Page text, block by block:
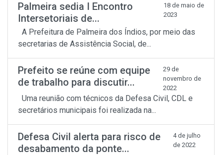
Palmeira sedia I Encontro
Intersetoriais de...
18 de maio de
2023
A Prefeitura de Palmeira dos Índios, por meio das
secretarias de Assistência Social, de...
Prefeito se reúne com equipe
de trabalho para discutir...
29 de
novembro de
2022
Uma reunião com técnicos da Defesa Civil, CDL e
secretários municipais foi realizada na...
Defesa Civil alerta para risco de
desabamento da ponte...
4 de julho
de 2022